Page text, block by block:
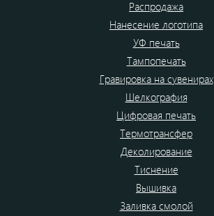
Распродажа
Нанесение логотипа
УФ печать
Тампопечать
Гравировка на сувенирах
Шелкография
Цифровая печать
Термотрансфер
Деколирование
Тиснение
Вышивка
Заливка смолой